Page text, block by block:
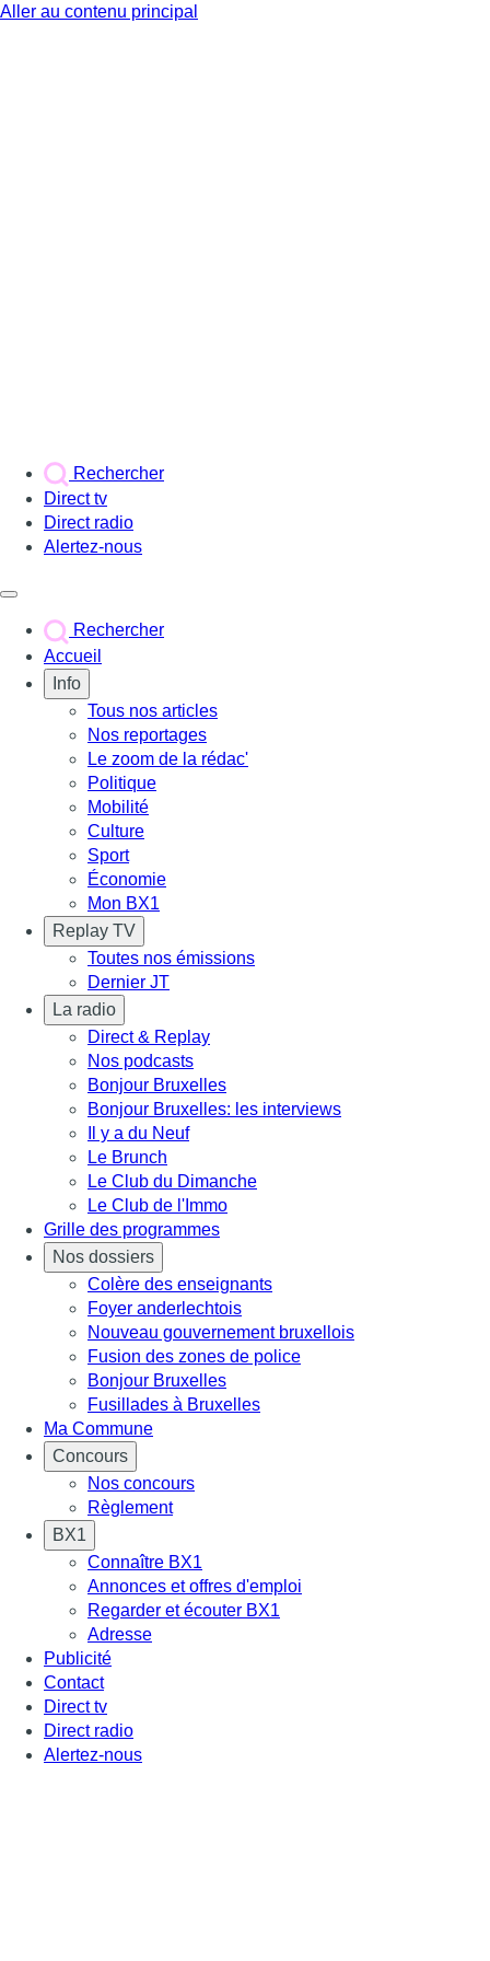
Aller au contenu principal
Rechercher
Direct tv
Direct radio
Alertez-nous
Rechercher
Accueil
Info
Tous nos articles
Nos reportages
Le zoom de la rédac'
Politique
Mobilité
Culture
Sport
Économie
Mon BX1
Replay TV
Toutes nos émissions
Dernier JT
La radio
Direct & Replay
Nos podcasts
Bonjour Bruxelles
Bonjour Bruxelles: les interviews
Il y a du Neuf
Le Brunch
Le Club du Dimanche
Le Club de l'Immo
Grille des programmes
Nos dossiers
Colère des enseignants
Foyer anderlechtois
Nouveau gouvernement bruxellois
Fusion des zones de police
Bonjour Bruxelles
Fusillades à Bruxelles
Ma Commune
Concours
Nos concours
Règlement
BX1
Connaître BX1
Annonces et offres d'emploi
Regarder et écouter BX1
Adresse
Publicité
Contact
Direct tv
Direct radio
Alertez-nous